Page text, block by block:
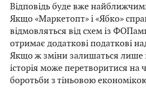
Відповідь буде вже
Якщо «Маркетопт» і «Ябко»
відмовляться від схем із
отримає додаткові податкові
Якщо ж зміни залишаться лише
історія може перетворитися на
боротьби з тіньовою